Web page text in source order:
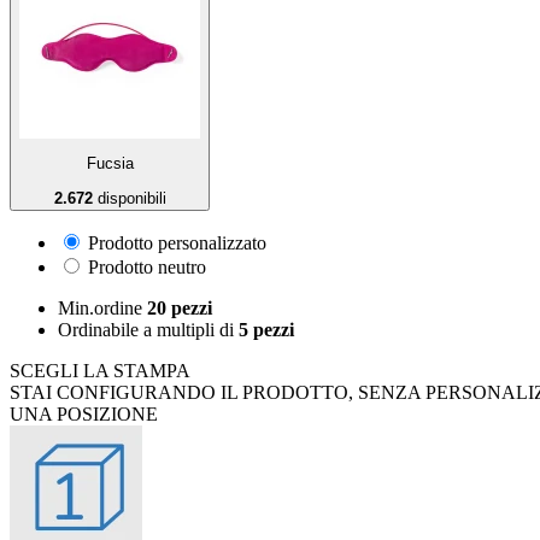
Fucsia
2.672disponibili
Prodotto personalizzato
Prodotto neutro
Min.ordine 20 pezzi
Ordinabile a multipli di 5 pezzi
SCEGLI LA STAMPA
STAI CONFIGURANDO IL PRODOTTO, SENZA
UNA POSIZIONE